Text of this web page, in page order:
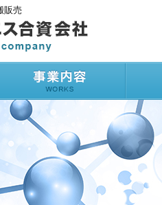
販売